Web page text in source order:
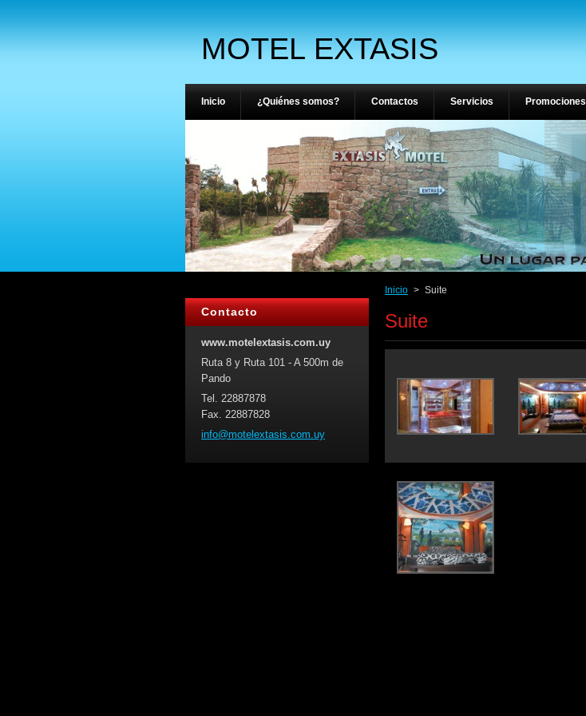
MOTEL EXTASIS
Inicio > Suite
Suite
Contacto
www.motelextasis.com.uy
Ruta 8 y Ruta 101 - A 500m de
Pando
Tel. 22887878
Fax. 22887828
info@motelextasis.com.uy
Inicio ¿Quiénes somos? Contactos Servicios Promociones